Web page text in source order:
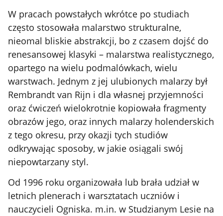
W pracach powstałych wkrótce po studiach
często stosowała malarstwo strukturalne,
nieomal bliskie abstrakcji, bo z czasem dojść do
renesansowej klasyki – malarstwa realistycznego,
opartego na wielu podmalówkach, wielu
warstwach. Jednym z jej ulubionych malarzy był
Rembrandt van Rijn i dla własnej przyjemności
oraz ćwiczeń wielokrotnie kopiowała fragmenty
obrazów jego, oraz innych malarzy holenderskich
z tego okresu, przy okazji tych studiów
odkrywając sposoby, w jakie osiągali swój
niepowtarzany styl.
Od 1996 roku organizowała lub brała udział w
letnich plenerach i warsztatach uczniów i
nauczycieli Ogniska. m.in. w Studzianym Lesie na